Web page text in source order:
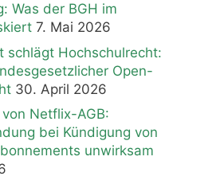
Was der BGH im
7. Mai 2026
schlägt Hochschulrecht:
Open-
30. April 2026
Netflix-AGB:
bei Kündigung von
unwirksam